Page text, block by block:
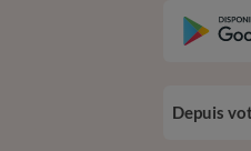
Depuis